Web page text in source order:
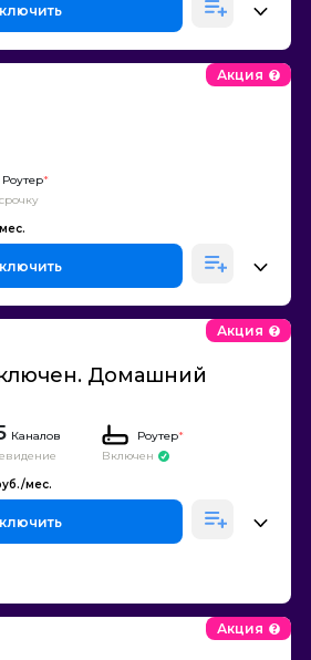
Акция
Роутер*
Домашний
Акция
Каналов
Роутер*
Включен
Акция